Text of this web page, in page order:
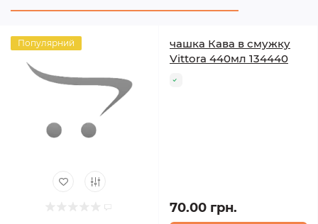
Популярний
чашка Кава в смужку
Vittora 440мл 134440
70.00 грн.